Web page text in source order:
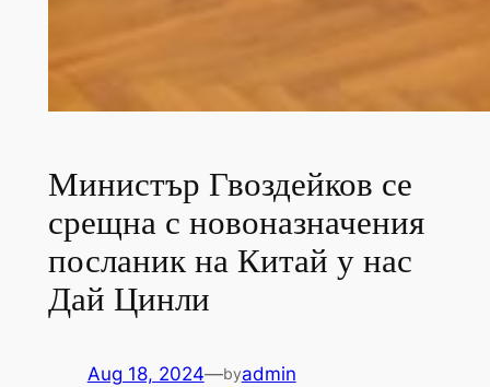
Министър Гвоздейков се
срещна с новоназначения
посланик на Китай у нас
Дай Цинли
Aug 18, 2024—byadmin